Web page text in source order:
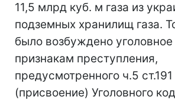
11,5 млрд куб. м газа из
подземных хранилищ газа.
было возбуждено
признакам преступления,
предусмотренного ч.5 ст.191
(присвоение) Уголовного